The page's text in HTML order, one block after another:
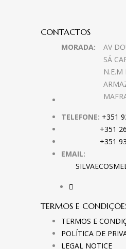
CONTACTOS
MORADA:
AV
SÁ
N.E.M
TELEFONE: +351
+351
+351
EMAIL:
TERMOS E
TERMOS E
POLÍTICA DE
LEGAL NOTICE